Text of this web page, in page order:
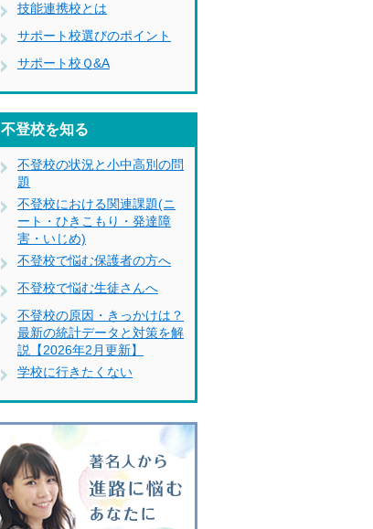
技能連携校とは
サポート校選びのポイント
サポート校Ｑ&A
不登校を知る
不登校の状況と小中高別の問
題
不登校における関連課題(ニ
ート・ひきこもり・発達障
害・いじめ)
不登校で悩む保護者の方へ
不登校で悩む生徒さんへ
不登校の原因・きっかけは？
最新の統計データと対策を解
説【2026年2月更新】
学校に行きたくない